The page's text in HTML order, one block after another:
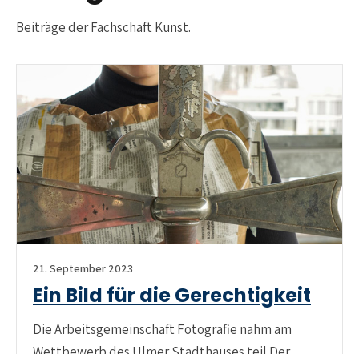
Beiträge der Fachschaft Kunst.
21. September 2023
Ein Bild für die Gerechtigkeit
Die Arbeitsgemeinschaft Fotografie nahm am